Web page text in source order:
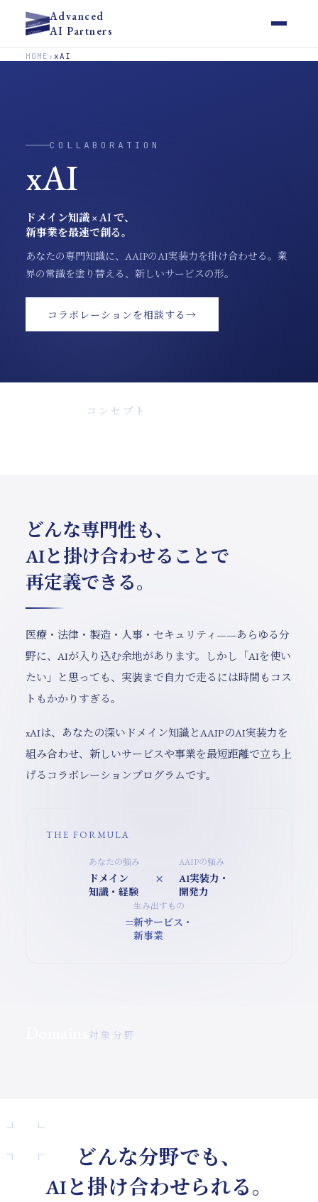
Advanced
AI Partners
HOME › xAI
COLLABORATION
xAI
ドメイン知識 × AI で、
新事業を最速で創る。
あなたの専門知識に、AAIPのAI実装力を掛け合わせる。 業
界の常識を塗り替える、新しいサービスの形。
コラボレーションを相談する →
コンセプト
どんな専門性も、
AIと掛け合わせることで
再定義できる。
医療・法律・製造・人事・セキュリティ——あらゆる分
野に、AIが入り込む余地があります。しかし「AIを使い
たい」と思っても、実装まで自力で走るには時間もコス
トもかかりすぎる。
xAIは、あなたの深いドメイン知識とAAIPのAI実装力を
組み合わせ、新しいサービスや事業を最短距離で立ち上
げるコラボレーションプログラムです。
THE FORMULA
あなたの強み
ドメイン
知識・経験
×
AAIPの強み
AI実装力・
開発力
=
生み出すもの
新サービス・
新事業
対象分野
どんな分野でも、
AIと掛け合わせられる。